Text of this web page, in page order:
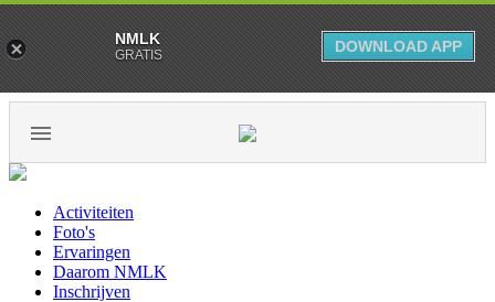
Activiteiten
Foto's
Ervaringen
Daarom NMLK
Inschrijven
NMLK
GRATIS DOWNLOAD APP